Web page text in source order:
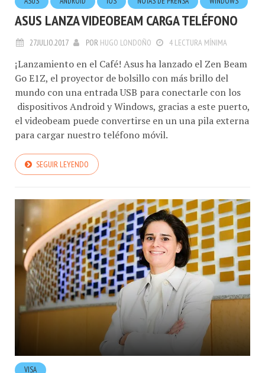
ASUS LANZA VIDEOBEAM CARGA TELÉFONO
27.JULIO.2017 POR HUGO LONDOÑO 4 LECTURA MÍNIMA
¡Lanzamiento en el Café! Asus ha lanzado el Zen Beam
Go E1Z, el proyector de bolsillo con más brillo del
mundo con una entrada USB para conectarle con los
dispositivos Android y Windows, gracias a este puerto,
el videobeam puede convertirse en un una pila externa
para cargar nuestro teléfono móvil.
VISA